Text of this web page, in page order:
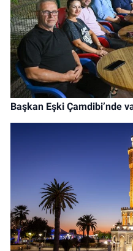
Başkan Eşki Çamdibi’nde